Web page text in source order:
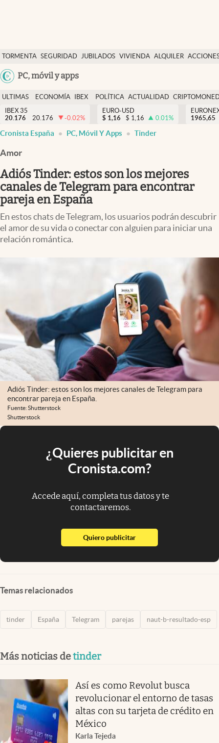
TORMENTA SEGURIDAD JUBILADOS VIVIENDA ALQUILER
USA
PC, móvil y apps
Economía y finanzas
Política
Actualidad
Criptomonedas
España
ULTIMAS
NOTICIAS
ECONOMÍA
FINANZAS
IBEX
EURO
POLÍTICA ACTUALIDAD
IBEX 35
20.176
20.176 -0.02%
EURO-USD
$ 1,16 $ 1,16 0.01%
1965,65
Cronista España PC, Móvil Y Apps Tinder
Amor
Adiós Tinder: estos son los mejores
canales de Telegram para encontrar
pareja en España
En estos chats de Telegram, los usuarios podrán descubrir
el amor de su vida o conectar con alguien para iniciar una
relación romántica.
Adiós Tinder: estos son los mejores canales de Telegram para
encontrar pareja en España.
Fuente: Shutterstock
Shutterstock
¿Quieres publicitar en
Cronista.com?
Accede aquí, completa tus datos y te
contactaremos.
Quiero publicitarabre en nueva pestaña
Temas relacionados
tinder España Telegram parejas naut-b-resultado-esp
Más noticias detinder
Así es como Revolut busca
revolucionar el entorno de tasas
altas con su tarjeta de crédito en
México
Karla Tejeda